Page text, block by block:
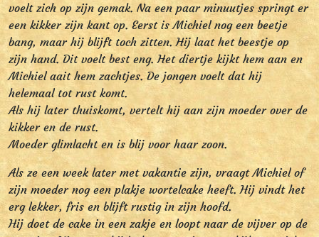
voelt zich op zijn gemak. Na een paar minuutjes springt er
een kikker zijn kant op. Eerst is Michiel nog een beetje
bang, maar hij blijft toch zitten. Hij laat het beestje op
zijn hand. Dit voelt best eng. Het diertje kijkt hem aan en
Michiel aait hem zachtjes. De jongen voelt dat hij
helemaal tot rust komt.
Als hij later thuiskomt, vertelt hij aan zijn moeder over de
kikker en de rust.
Moeder glimlacht en is blij voor haar zoon.
Als ze een week later met vakantie zijn, vraagt Michiel of
zijn moeder nog een plakje wortelcake heeft. Hij vindt het
erg lekker, fris en blijft rustig in zijn hoofd.
Hij doet de cake in een zakje en loopt naar de vijver op de